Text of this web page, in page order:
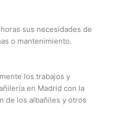
sus necesidades de
o mantenimiento.
los trabajos y
en Madrid con la
de los albañiles y otros